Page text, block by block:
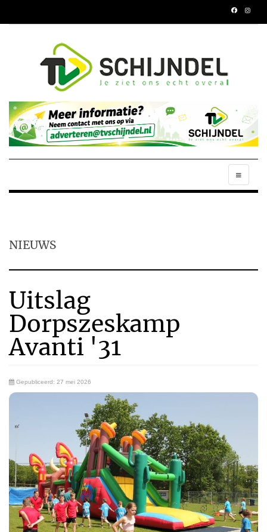
NIEUWS
Uitslag
Dorpszeskamp
Avanti '31
Gepubliceerd: 27 mei 2026